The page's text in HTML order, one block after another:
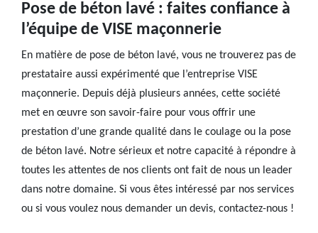
Pose de béton lavé : faites confiance à
l’équipe de VISE maçonnerie
En matière de pose de béton lavé, vous ne trouverez pas de
prestataire aussi expérimenté que l’entreprise VISE
maçonnerie. Depuis déjà plusieurs années, cette société
met en œuvre son savoir-faire pour vous offrir une
prestation d’une grande qualité dans le coulage ou la pose
de béton lavé. Notre sérieux et notre capacité à répondre à
toutes les attentes de nos clients ont fait de nous un leader
dans notre domaine. Si vous êtes intéressé par nos services
ou si vous voulez nous demander un devis, contactez-nous !